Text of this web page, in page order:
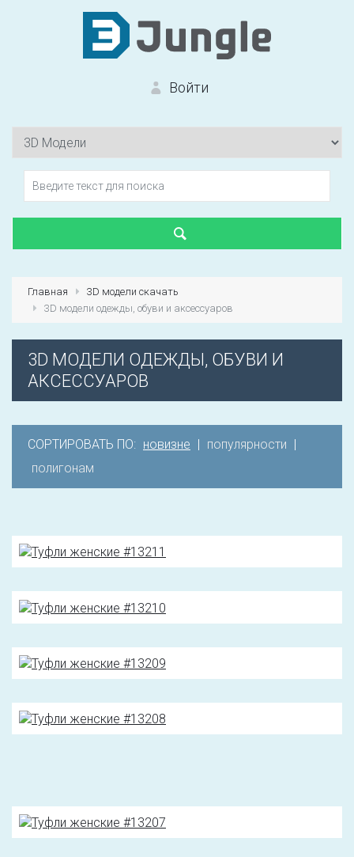
Войти
Первый раз? Зарегистрироваться
Главная
3D модели скачать
3D модели одежды, обуви и аксессуаров
3D МОДЕЛИ ОДЕЖДЫ, ОБУВИ И
АКСЕССУАРОВ
СОРТИРОВАТЬ ПО: новизне | популярности |
полигонам